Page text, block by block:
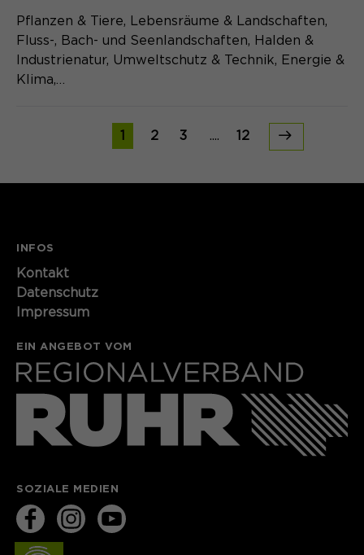
Pflanzen & Tiere, Lebensräume & Landschaften,
Fluss-, Bach- und Seenlandschaften, Halden &
Industrienatur, Umweltschutz & Technik, Energie &
Klima,…
1 2 3 .... 12
INFOS
Kontakt​​​​​
Datenschutz
Impressum
EIN ANGEBOT VOM
SOZIALE MEDIEN